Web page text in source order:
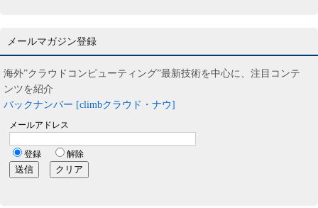
メールマガジン登録
海外”クラウドコンピューティング”最新技術を中心に、注目コンテ
ンツを紹介
バックナンバー [climbクラウド・ナウ]